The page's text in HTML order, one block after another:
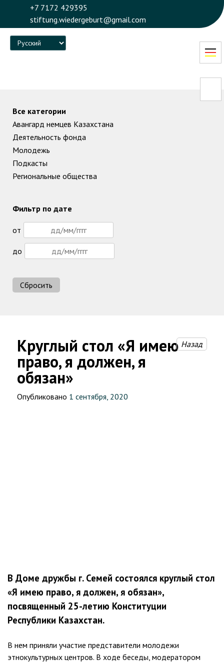
+7 7172 429395
stiftung.wiedergeburt@gmail.com
Language
Круглый стол «Я имею
право, я должен, я
обязан»
Назад
Опубликовано 1 сентября, 2020
В Доме дружбы г. Семей состоялся круглый стол
«Я имею право, я должен, я обязан»,
посвященный 25-летию Конституции
Республики Казахстан.
В нем приняли участие представители молодежи
этнокультурных центров. В ходе беседы, модератором
Все категории
Авангард немцев Казахстана
Деятельность фонда
Молодежь
Подкасты
Региональные общества
Фильтр по дате
от
до
Сбросить